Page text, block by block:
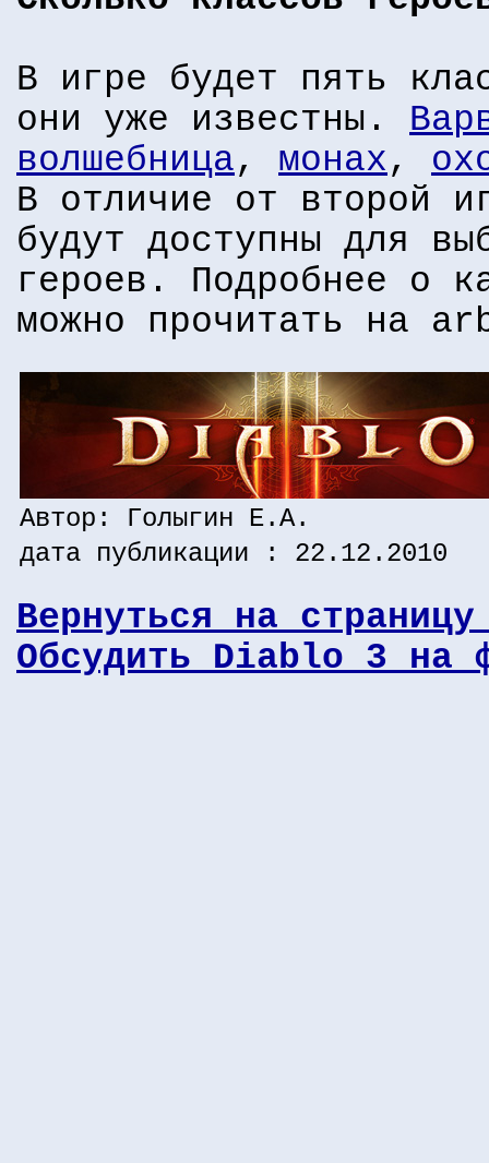
В игре будет пять
они уже известны.
волшебница, монах,
В отличие от второй
будут доступны для
героев. Подробнее о
можно прочитать на
Автор: Голыгин Е.А.
дата публикации : 22.12.2010
Вернуться на
Обсудить Diablo 3 на